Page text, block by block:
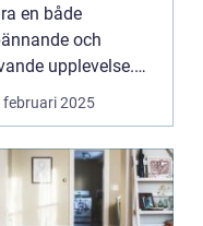
en både
och
upplevelse.
handlar inte b...
februari 2025